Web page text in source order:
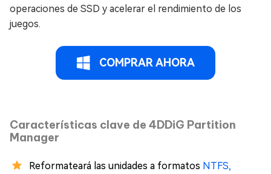
operaciones de SSD y acelerar el rendimiento de los
juegos.
COMPRAR AHORA
Características clave de 4DDiG Partition
Manager
Reformateará las unidades a formatos NTFS,